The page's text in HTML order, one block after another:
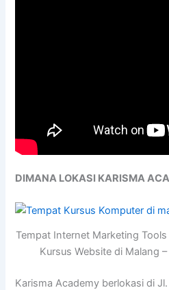
DIMANA LOKASI KARISMA
Tempat Internet Marketing
Kursus Website di Malang
Karisma Academy berlokasi di